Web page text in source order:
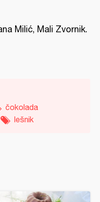
Milić, Mali Zvornik.
čokolada
lešnik